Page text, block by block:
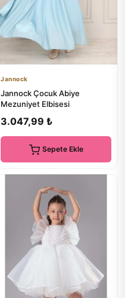
Jannock
Jannock Çocuk Abiye
Mezuniyet Elbisesi
3.047,99 ₺
Sepete Ekle